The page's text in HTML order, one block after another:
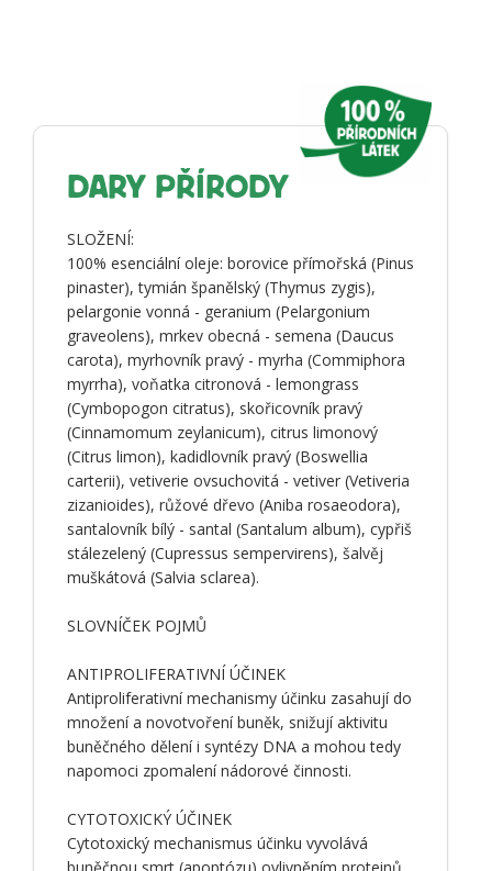
DARY PŘÍRODY
SLOŽENÍ:
100% esenciální oleje: borovice přímořská (Pinus
pinaster), tymián španělský (Thymus zygis),
pelargonie vonná - geranium (Pelargonium
graveolens), mrkev obecná - semena (Daucus
carota), myrhovník pravý - myrha (Commiphora
myrrha), voňatka citronová - lemongrass
(Cymbopogon citratus), skořicovník pravý
(Cinnamomum zeylanicum), citrus limonový
(Citrus limon), kadidlovník pravý (Boswellia
carterii), vetiverie ovsuchovitá - vetiver (Vetiveria
zizanioides), růžové dřevo (Aniba rosaeodora),
santalovník bílý - santal (Santalum album), cypřiš
stálezelený (Cupressus sempervirens), šalvěj
muškátová (Salvia sclarea).
SLOVNÍČEK POJMŮ
ANTIPROLIFERATIVNÍ ÚČINEK
Antiproliferativní mechanismy účinku zasahují do
množení a novotvoření buněk, snižují aktivitu
buněčného dělení i syntézy DNA a mohou tedy
napomoci zpomalení nádorové činnosti.
CYTOTOXICKÝ ÚČINEK
Cytotoxický mechanismus účinku vyvolává